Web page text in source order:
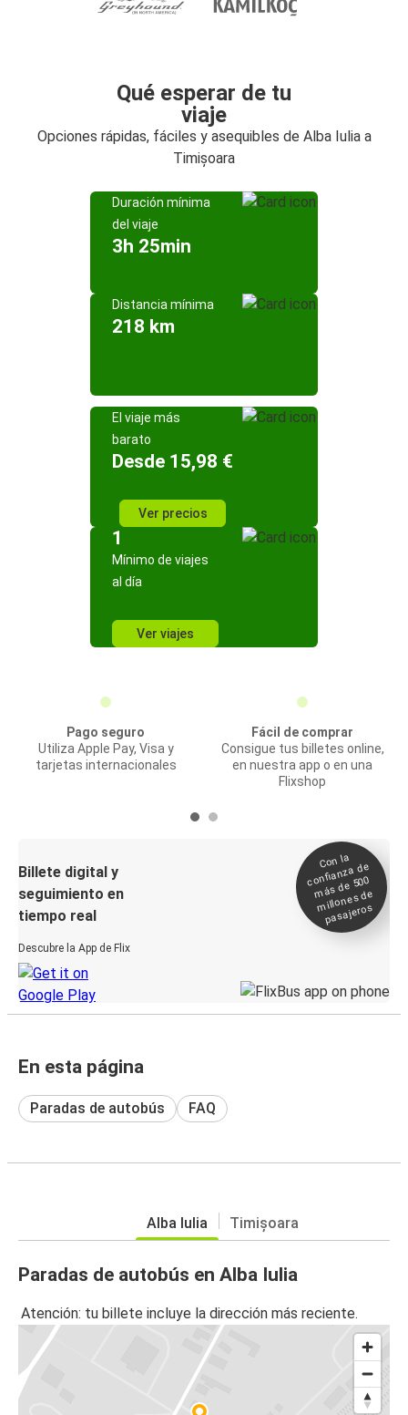
Qué esperar de tu
viaje
Opciones rápidas, fáciles y asequibles de Alba Iulia a
Timișoara
Duración mínima
del viaje
3h 25min
Distancia mínima
218 km
El viaje más
barato
Desde 15,98 €
Ver precios
1
Mínimo de viajes
al día
Ver viajes
Pago seguro
Utiliza Apple Pay, Visa y
tarjetas internacionales
Fácil de comprar
Consigue tus billetes online,
en nuestra app o en una
Flixshop
Billete digital y
seguimiento en
tiempo real
Descubre la App de Flix
Con la
confianza de
más de 500
millones de
pasajeros
En esta página
Paradas de autobús FAQ
Alba Iulia Timișoara
Paradas de autobús en Alba Iulia
Atención: tu billete incluye la dirección más reciente.